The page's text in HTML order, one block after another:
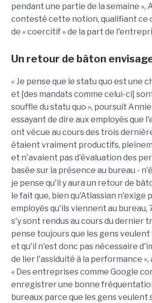
pendant une partie de la semaine »,
contesté cette notion, qualifiant ce
de « coercitif » de la part de
Un retour de bâton
« Je pense que le statu quo est une
et [des mandats comme celui-ci]
souffle du statu quo », poursuit Annie
essayant de dire aux employés que
ont vécue au cours des trois
étaient vraiment productifs,
et n'avaient pas d'évaluation des
basée sur la présence au bureau -
je pense qu'il y aura un retour de
le fait que, bien qu'Atlassian n'exige
employés qu'ils viennent au bureau,
s'y sont rendus au cours du dernier
pense toujours que les gens veulent
et qu'il n'est donc pas nécessaire
de lier l'assiduité à la performance
« Des entreprises comme Google
enregistrer une bonne
bureaux parce que les gens veulent